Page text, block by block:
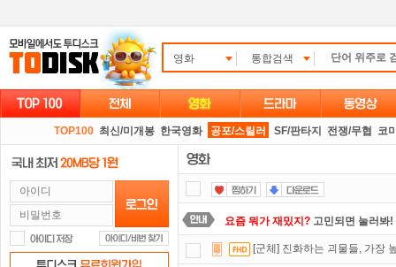
영화 통합검색
TOP100 최신/미개봉 한국영화 공포/스릴러 SF/판타지 전쟁/무협 코
요즘 뭐가 재밌지? 고민되면 눌러봐!
스마트TV로 투디스크 영화,드라마,
[군체] 진화하는 괴물들, 가장